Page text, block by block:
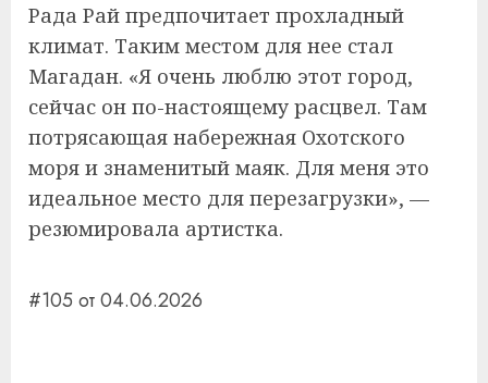
Рада Рай предпочитает прохладный
климат. Таким местом для нее стал
Магадан. «Я очень люблю этот город,
сейчас он по-настоящему расцвел. Там
потрясающая набережная Охотского
моря и знаменитый маяк. Для меня это
идеальное место для перезагрузки», —
резюмировала артистка.
#105 от 04.06.2026